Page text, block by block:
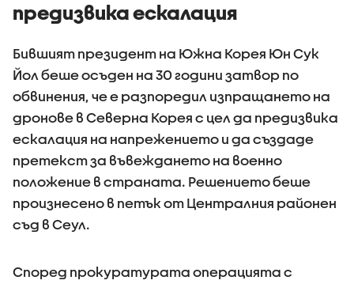
предизвика ескалация
Бившият президент на Южна Корея Юн Сук
Йол беше осъден на 30 години затвор по
обвинения, че е разпоредил изпращането на
дронове в Северна Корея с цел да предизвика
ескалация на напрежението и да създаде
претекст за въвеждането на военно
положение в страната. Решението беше
произнесено в петък от Централния районен
съд в Сеул.
Според прокуратурата операцията с